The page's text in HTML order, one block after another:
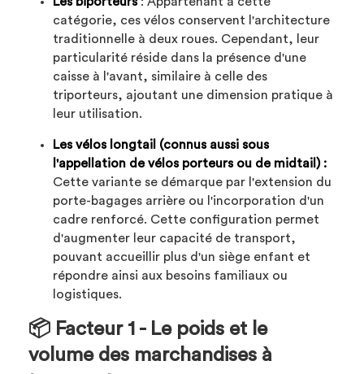
catégorie, ces vélos conservent l'architecture
traditionnelle à deux roues. Cependant, leur
particularité réside dans la présence d'une
caisse à l'avant, similaire à celle des
triporteurs, ajoutant une dimension pratique à
leur utilisation.
Les vélos longtail (connus aussi sous
l'appellation de vélos porteurs ou de midtail) :
Cette variante se démarque par l'extension du
porte-bagages arrière ou l'incorporation d'un
cadre renforcé. Cette configuration permet
d'augmenter leur capacité de transport,
pouvant accueillir plus d'un siège enfant et
répondre ainsi aux besoins familiaux ou
logistiques.
📦 Facteur 1 - Le poids et le
volume des marchandises à